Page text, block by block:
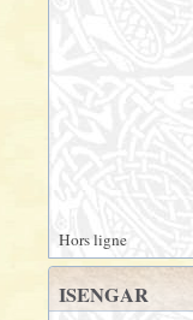
Hors ligne
ISENGAR